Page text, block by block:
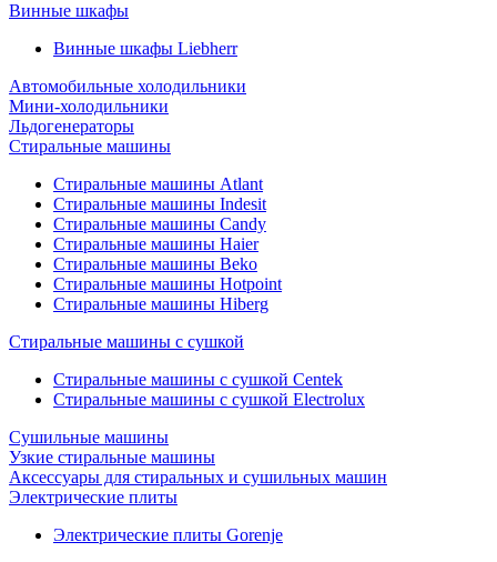
Винные шкафы
Винные шкафы Liebherr
Автомобильные холодильники
Мини-холодильники
Льдогенераторы
Стиральные машины
Стиральные машины Atlant
Стиральные машины Indesit
Стиральные машины Candy
Стиральные машины Haier
Стиральные машины Beko
Стиральные машины Hotpoint
Стиральные машины Hiberg
Стиральные машины с сушкой
Стиральные машины с сушкой Centek
Стиральные машины с сушкой Electrolux
Сушильные машины
Узкие стиральные машины
Аксессуары для стиральных и сушильных машин
Электрические плиты
Электрические плиты Gorenje